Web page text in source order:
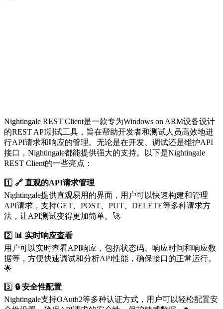
Nightingale REST Client是一款专为Windows on ARM设备设计
的REST API测试工具，旨在帮助开发者和测试人员高效地进
行API请求和响应的管理。无论是在开发、调试还是维护API
接口，Nightingale都能提供强大的支持。以下是Nightingale
REST Client的一些亮点：
1️⃣ 🔗 直观的API请求管理
Nightingale提供直观易用的界面，用户可以快速构建和管理
API请求，支持GET、POST、PUT、DELETE等多种请求方
法，让API测试变得更加简单。🚀
2️⃣ 📊 实时响应查看
用户可以实时查看API响应，包括状态码、响应时间和响应数
据等，方便快速调试和分析API性能，确保接口的正常运行。
🌟
3️⃣ 🔒 安全性配置
Nightingale支持OAuth2等多种认证方式，用户可以轻松配置安